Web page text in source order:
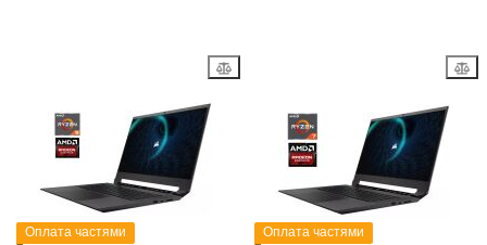
Оплата частями Оплата частями